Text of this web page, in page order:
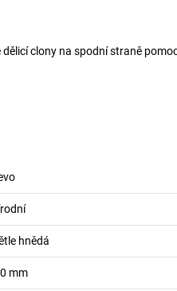
clony na spodní straně
hnědá
mm